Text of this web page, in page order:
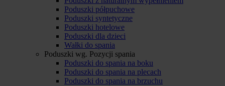
Poduszki półpuchowe
Poduszki syntetyczne
Poduszki hotelowe
Poduszki dla dzieci
Wałki do spania
Poduszki wg. Pozycji spania
Poduszki do spania na boku
Poduszki do spania na plecach
Poduszki do spania na brzuchu